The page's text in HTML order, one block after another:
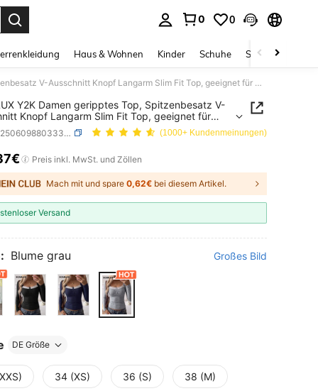
0 0
Haus & Wohnen Kinder Schuhe Schmuck &
SCARLUX Y2K Damen geripptes Top, Spitzenbesatz V-Ausschnitt Knopf Langarm Slim Fit Top, geeignet für Schulanfang Streetwear Casual
Y2K Damen geripptes Top, Spitzenbesatz V-
Knopf Langarm Slim Fit Top, geeignet für
Streetwear Casual
SKU: sz25060988033340418 (1000+ Kundenmeinungen)
AND AVAILABILITY
Preis inkl. MwSt. und Zöllen
Mach mit und spare 0,62€ bei diesem Artikel.
Versand
Blume grau Großes Bild
DE Größe
34 (XS) 36 (S) 38 (M)